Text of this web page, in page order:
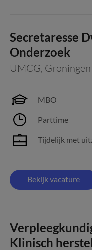
Secretaresse
Onderzoek
UMCG, Groningen
MBO
Parttime
Tijdelijk met
Bekijk vacature
Klinisch